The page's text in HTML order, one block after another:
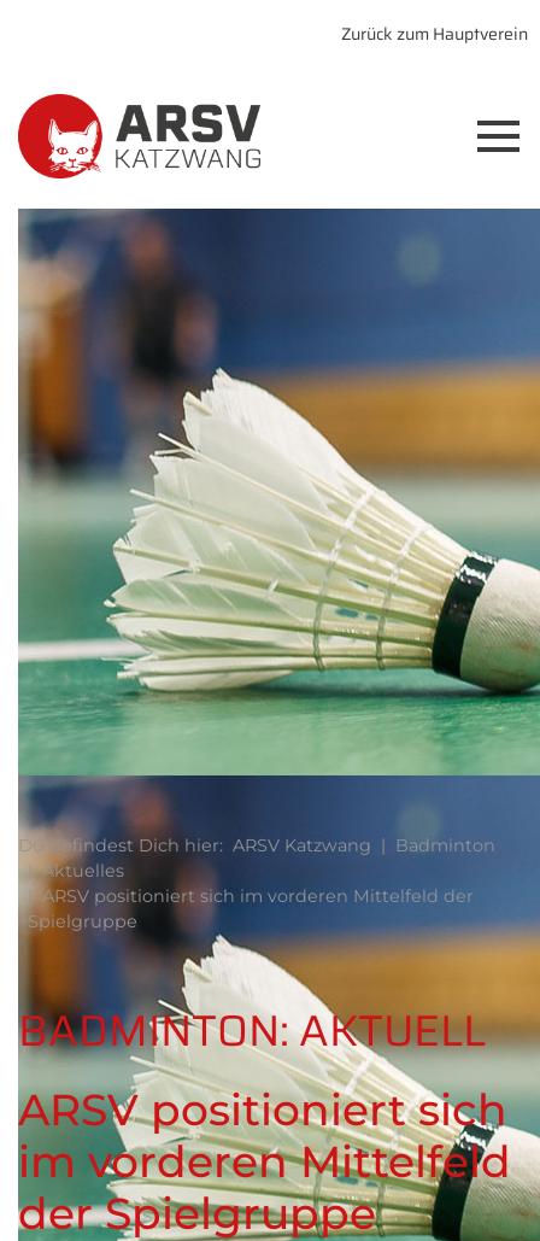
Zurück zum Hauptverein
Du befindest Dich hier: ARSV Katzwang
Badminton
Aktuelles
ARSV positioniert sich im vorderen Mittelfeld der
Spielgruppe
BADMINTON: AKTUELL
ARSV positioniert sich
im vorderen Mittelfeld
der Spielgruppe